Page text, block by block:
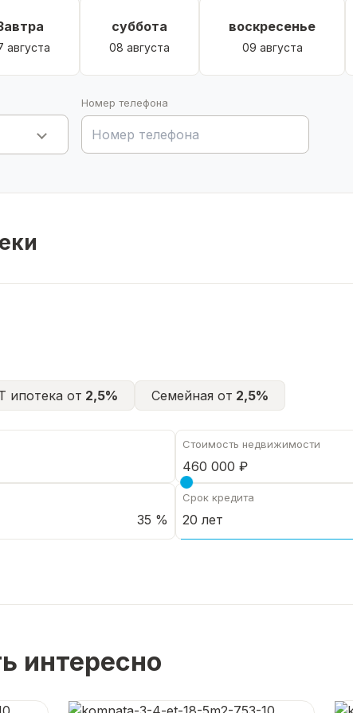
августа
суббота
08 августа
воскресенье
09 августа
Номер телефона
ипотека от 2,5% Семейная от 2,5%
Стоимость недвижимости
35 %
Срок кредита
интересно